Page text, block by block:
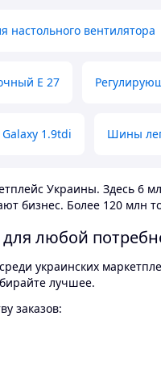
настольного вентилятора
E 27
1.9tdi Шины
Украины. Здесь 6
бизнес. Более 120 млн
любой
украинских
лучшее.
заказов: